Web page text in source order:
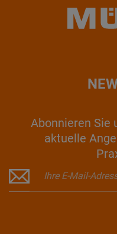
Abonnieren Sie
aktuelle